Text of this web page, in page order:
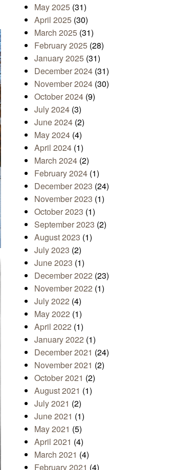
May 2025 (31)
April 2025 (30)
March 2025 (31)
February 2025 (28)
January 2025 (31)
December 2024 (31)
November 2024 (30)
October 2024 (9)
July 2024 (3)
June 2024 (2)
May 2024 (4)
April 2024 (1)
March 2024 (2)
February 2024 (1)
December 2023 (24)
November 2023 (1)
October 2023 (1)
September 2023 (2)
August 2023 (1)
July 2023 (2)
June 2023 (1)
December 2022 (23)
November 2022 (1)
July 2022 (4)
May 2022 (1)
April 2022 (1)
January 2022 (1)
December 2021 (24)
November 2021 (2)
October 2021 (2)
August 2021 (1)
July 2021 (2)
June 2021 (1)
May 2021 (5)
April 2021 (4)
March 2021 (4)
February 2021 (4)